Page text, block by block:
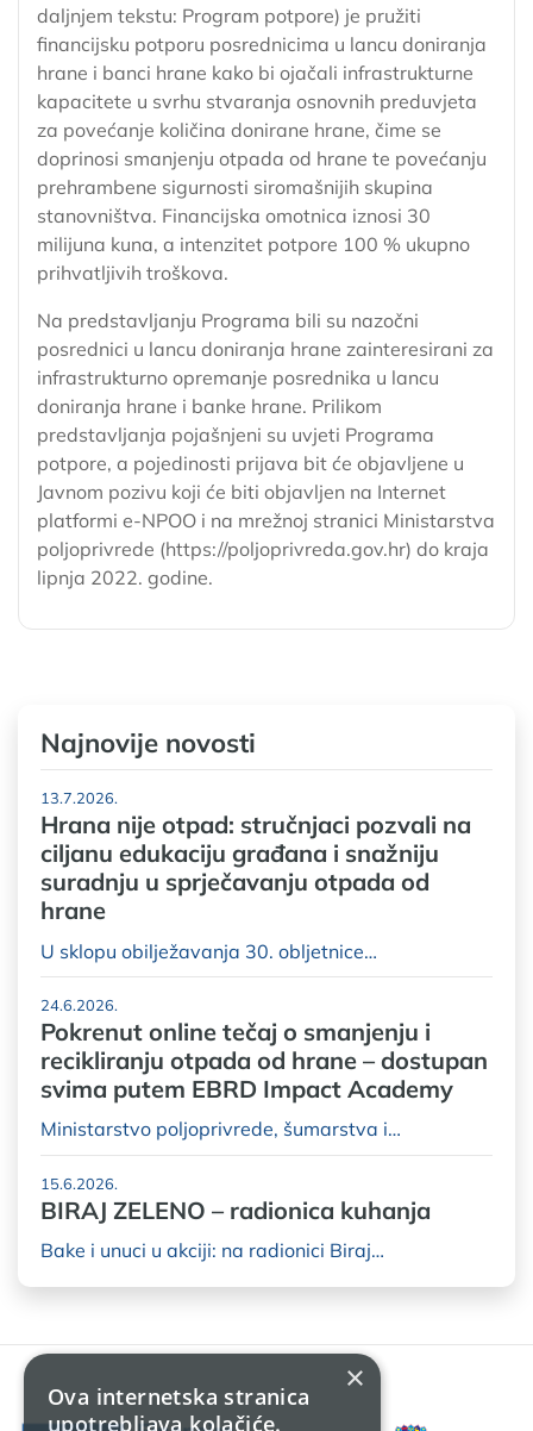
daljnjem tekstu: Program potpore) je pružiti
financijsku potporu posrednicima u lancu doniranja
hrane i banci hrane kako bi ojačali infrastrukturne
kapacitete u svrhu stvaranja osnovnih preduvjeta
za povećanje količina donirane hrane, čime se
doprinosi smanjenju otpada od hrane te povećanju
prehrambene sigurnosti siromašnijih skupina
stanovništva. Financijska omotnica iznosi 30
milijuna kuna, a intenzitet potpore 100 % ukupno
prihvatljivih troškova.
Na predstavljanju Programa bili su nazočni
posrednici u lancu doniranja hrane zainteresirani za
infrastrukturno opremanje posrednika u lancu
doniranja hrane i banke hrane. Prilikom
predstavljanja pojašnjeni su uvjeti Programa
potpore, a pojedinosti prijava bit će objavljene u
Javnom pozivu koji će biti objavljen na Internet
platformi e-NPOO i na mrežnoj stranici Ministarstva
poljoprivrede (https://poljoprivreda.gov.hr) do kraja
lipnja 2022. godine.
Najnovije novosti
13.7.2026.
Hrana nije otpad: stručnjaci pozvali na
ciljanu edukaciju građana i snažniju
suradnju u sprječavanju otpada od
hrane
U sklopu obilježavanja 30. obljetnice…
24.6.2026.
Pokrenut online tečaj o smanjenju i
recikliranju otpada od hrane – dostupan
svima putem EBRD Impact Academy
Ministarstvo poljoprivrede, šumarstva i…
15.6.2026.
BIRAJ ZELENO – radionica kuhanja
Bake i unuci u akciji: na radionici Biraj…
×
Ova internetska stranica
upotrebljava kolačiće.